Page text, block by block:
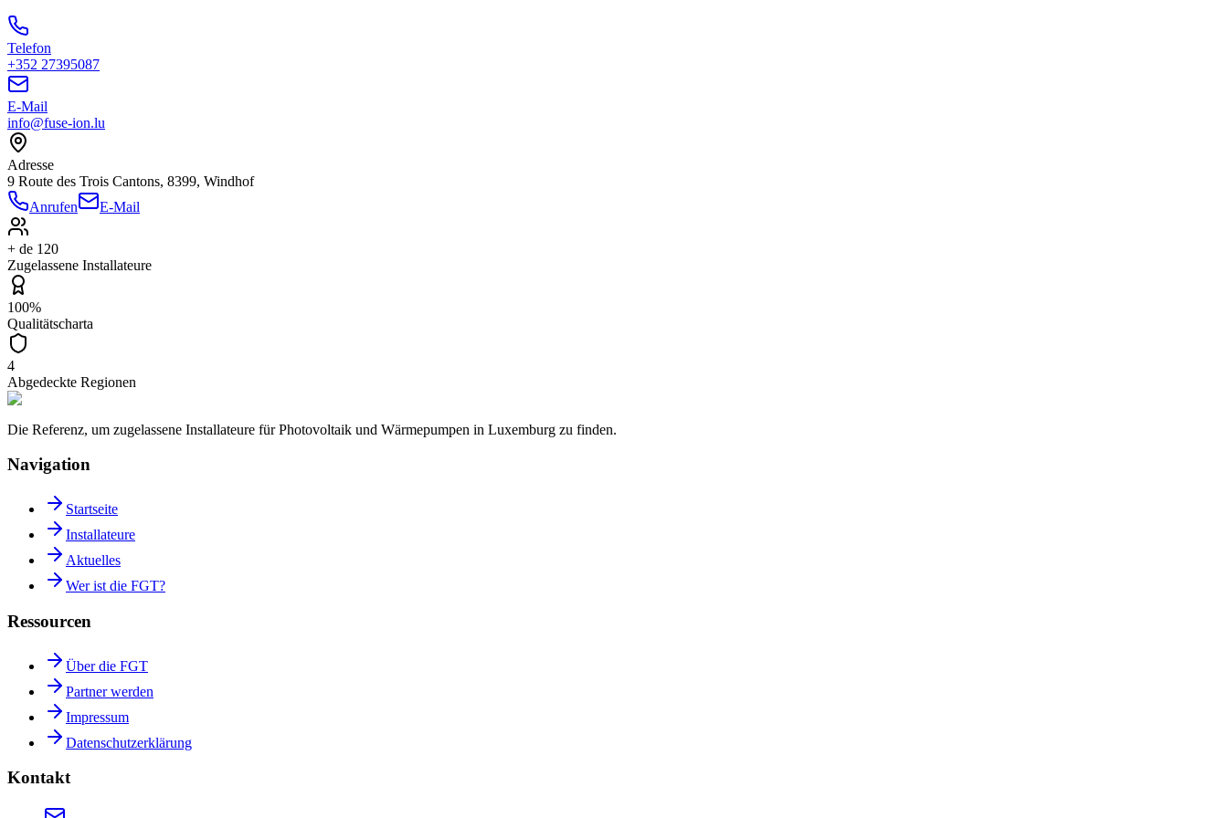
Telefon
+352 27395087
E-Mail
info@fuse-ion.lu
Adresse
9 Route des Trois Cantons, 8399, Windhof
Anrufen
E-Mail
+ de 120
Zugelassene Installateure
100%
Qualitätscharta
4
Abgedeckte Regionen
Die Referenz, um zugelassene Installateure für Photovoltaik und Wärmepumpen in Luxemburg zu finden.
Navigation
Startseite
Installateure
Aktuelles
Wer ist die FGT?
Ressourcen
Über die FGT
Partner werden
Impressum
Datenschutzerklärung
Kontakt